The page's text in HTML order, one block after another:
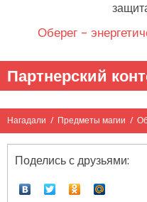
Оберег –
Партнерский
Нагадали / Предметы магии /
Поделись с друзьями: